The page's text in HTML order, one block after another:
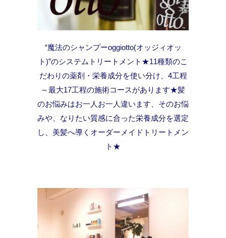
“魔法のシャンプーoggiotto(オッジィオッ
ト)”のシステムトリートメント★11種類のこ
だわりの薬剤・栄養成分を使い分け、4工程
～最大17工程の施術コースがあります★髪
のお悩みはお一人お一人違います、そのお悩
みや、なりたい質感に合った栄養成分を選定
し、美髪へ導くオーダーメイドトリートメン
ト★